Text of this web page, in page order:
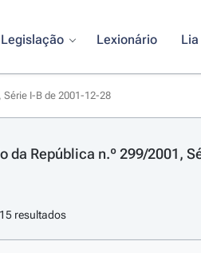
Legislação Lexionário Lia
Série I-B de 2001-12-28
da República n.º 299/2001,
resultados